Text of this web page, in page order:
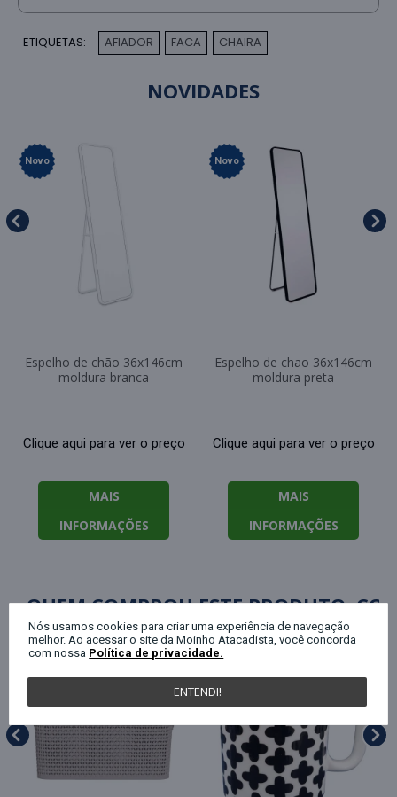
ETIQUETAS: AFIADOR FACA CHAIRA
NOVIDADES
Novo
Espelho de chão 36x146cm
moldura branca
Clique aqui para ver o preço
MAIS
INFORMAÇÕES
Novo
Espelho de chao 36x146cm
moldura preta
Clique aqui para ver o preço
MAIS
INFORMAÇÕES
QUEM COMPROU ESTE PRODUTO,
Nós usamos cookies para criar uma experiência de navegação
melhor. Ao acessar o site da Moinho Atacadista, você concorda
com nossa Política de privacidade.
ENTENDI!